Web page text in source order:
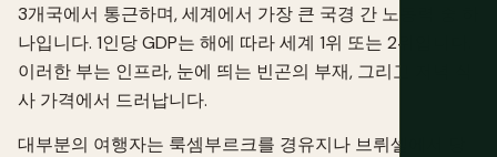
3개국에서 통근하며, 세계에서 가장 큰 국경 간 노동력 중 하
나입니다. 1인당 GDP는 해에 따라 세계 1위 또는 2위입니다.
이러한 부는 인프라, 눈에 띄는 빈곤의 부재, 그리고 저녁 식
사 가격에서 드러납니다.
대부분의 여행자는 룩셈부르크를 경유지나 브뤼셀에서 당